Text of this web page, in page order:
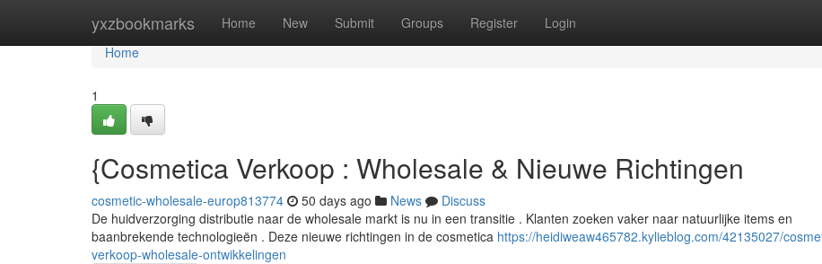
yxzbookmarks Home New Submit Groups Register Login
Home
Home
1
{Cosmetica Verkoop : Wholesale & Nieuwe Richtingen
cosmetic-wholesale-europ813774 50 days ago News
Discuss
De huidverzorging distributie naar de wholesale markt is nu in een transitie . Klanten zoeken vaker naar natuurlijke items en
baanbrekende technologieën . Deze nieuwe richtingen in de cosmetica https://heidiweaw465782.kylieblog.com/42135027/
verkoop-wholesale-ontwikkelingen